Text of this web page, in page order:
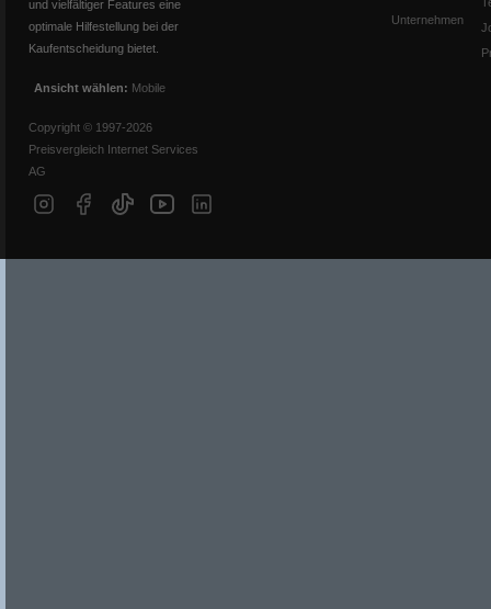
und vielfältiger Features eine
optimale Hilfestellung bei der
Kaufentscheidung bietet.
Ansicht wählen: Mobile
Copyright © 1997-2026
Preisvergleich Internet Services
AG
Unternehmen